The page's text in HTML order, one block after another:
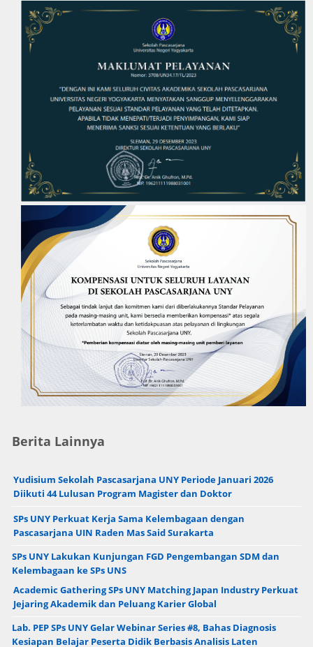
Berita Lainnya
Yudisium Sekolah Pascasarjana UNY Periode Januari 2026
Diikuti 44 Lulusan Program Magister dan Doktor
SPs UNY Perkuat Kerja Sama Kelembagaan dengan
Pascasarjana UIN Raden Mas Said Surakarta
SPs UNY Lakukan Kunjungan FGD Pengembangan SDM dan
Kelembagaan ke SPs UNS
Academic Gathering SPs UNY Matching Japan Industry Perkuat
Jejaring Akademik dan Peluang Karier Global
Lab. PEP SPs UNY Gelar Webinar Series #8, Bahas Diagnosis
Kesiapan Belajar Peserta Didik Berbasis Analisis Laten